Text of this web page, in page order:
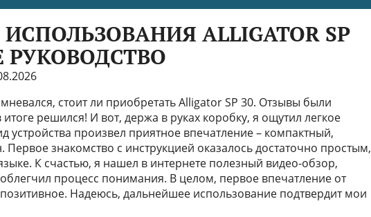
ALLIGATOR SP
РУКОВОДСТВО
стоит ли приобретать Alligator SP 30. Отзывы были
решился! И вот, держа в руках коробку, я ощутил легкое
устройства произвел приятное впечатление – компактный,
знакомство с инструкцией оказалось достаточно простым,
К счастью, я нашел в интернете полезный видео-обзор,
процесс понимания. В целом, первое впечатление от
Надеюсь, дальнейшее использование подтвердит мои